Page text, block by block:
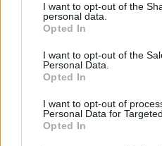
disclose it to other third
Please note that this website/
services and may gather and
not limited to your visit or
grant or deny consent to
consent section.
I want to opt-out of the
personal data.
Opted In
I want to opt-out of the
Personal Data.
Opted In
I want to opt-out of
Personal Data for
Opted In
Televisione
Programmi TV
Amici
Ballando Con Le Stelle